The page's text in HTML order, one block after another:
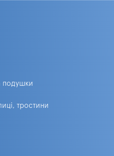
подушки
тростини